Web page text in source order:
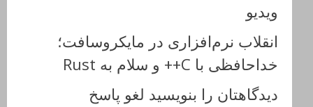
ویدیو
انقلاب نرم‌افزاری در مایکروسافت؛
خداحافظی با C++ و سلام به Rust
دیدگاهتان را بنویسید لغو پاسخ